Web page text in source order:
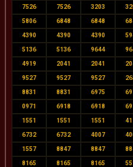
7526 7526 3203
5806 6848 6848
4390 4390 4390
5136 5136 9644
4919 2041 2041
9527 9527 9527
8831 8831 6975
0971 6918 6918
1551 1551 1551
6732 6732 4007
1557 8847 8847
8165 8165 8165